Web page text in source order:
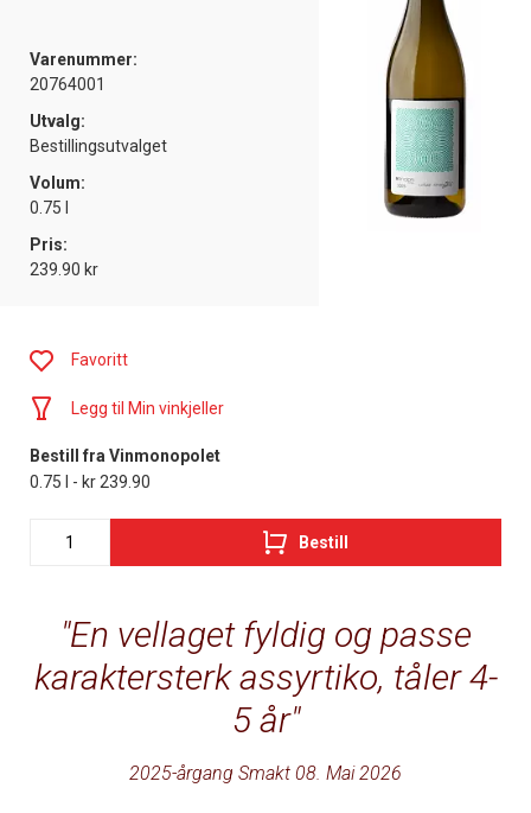
Varenummer:
20764001
Utvalg:
Bestillingsutvalget
Volum:
0.75 l
Pris:
239.90 kr
En vellaget fyldig og passe
karaktersterk assyrtiko, tåler 4-
5 år
2025-årgang Smakt 08. Mai 2026
Favoritt
Legg til Min vinkjeller
Bestill fra Vinmonopolet
0.75 l - kr 239.90
Bestill